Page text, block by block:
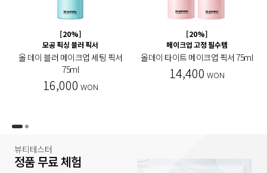
[20%]
모공 픽싱 블러 픽서
올 데이 블러 메이크업 세팅 픽서
75ml
16,000 WON
[20%]
메이크업 고정 필수템
올데이 타이트 메이크업 픽서 75ml
14,400 WON
뷰티테스터
정품 무료 체험